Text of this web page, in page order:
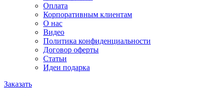
Оплата
Корпоративным клиентам
О нас
Видео
Политика конфиденциальности
Договор оферты
Статьи
Идеи подарка
Заказать